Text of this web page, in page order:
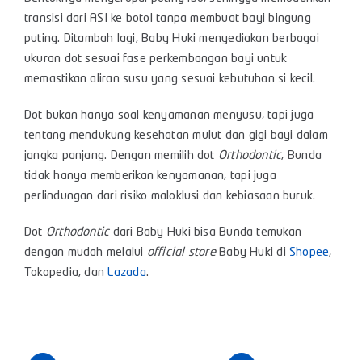
transisi dari ASI ke botol tanpa membuat bayi bingung
puting. Ditambah lagi, Baby Huki menyediakan berbagai
ukuran dot sesuai fase perkembangan bayi untuk
memastikan aliran susu yang sesuai kebutuhan si kecil.
Dot bukan hanya soal kenyamanan menyusu, tapi juga
tentang mendukung kesehatan mulut dan gigi bayi dalam
jangka panjang. Dengan memilih dot Orthodontic, Bunda
tidak hanya memberikan kenyamanan, tapi juga
perlindungan dari risiko maloklusi dan kebiasaan buruk.
Dot Orthodonticdari Baby Huki bisa Bunda temukan
dengan mudah melalui official storeBaby Huki diShopee,
Tokopedia, danLazada.